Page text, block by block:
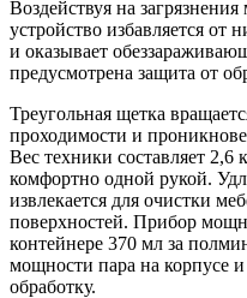
Воздействуя на
устройство избавляется
и оказывает
предусмотрена защита от
Треугольная щетка
проходимости и
Вес техники составляет 2,6
комфортно одной рукой.
извлекается для очистки
поверхностей. Прибор
контейнере 370 мл за
мощности пара на корпусе
обработку.